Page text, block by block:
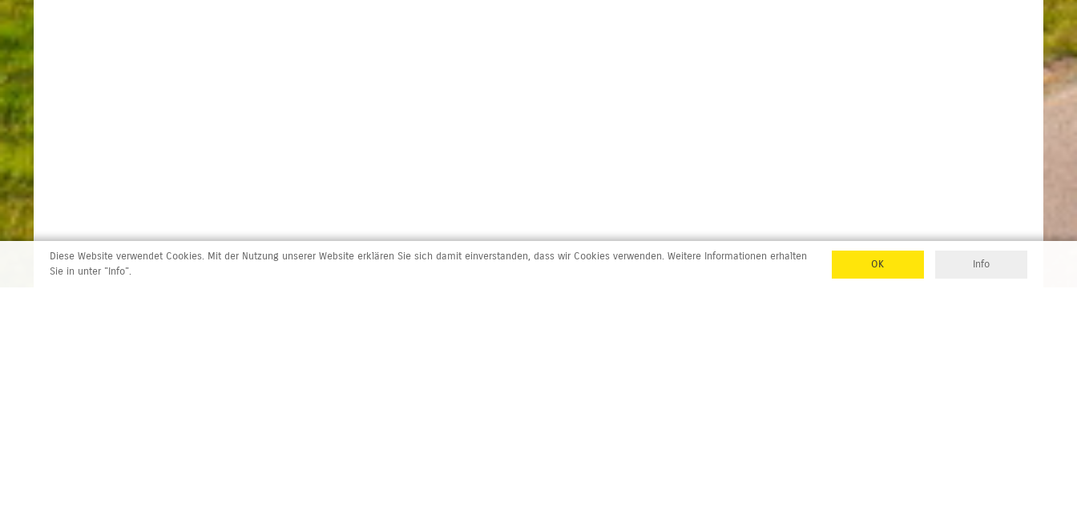
Diese Website verwendet Cookies. Mit der Nutzung unserer Website erklären Sie sich damit einverstanden, dass wir Cookies verwenden. Weitere Informationen erhalten
Sie in unter "Info".
OK Info